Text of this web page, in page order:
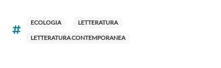
ECOLOGIA LETTERATURA
LETTERATURA CONTEMPORANEA